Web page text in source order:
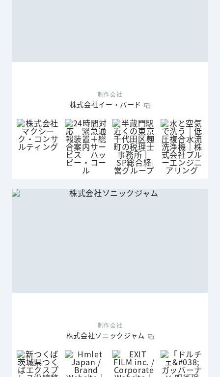
制作会社
株式会社イー・バード
制作会社
株式会社ソニックジャム